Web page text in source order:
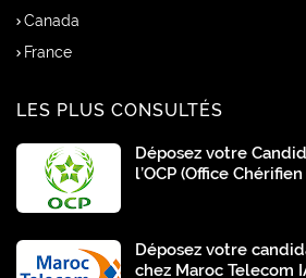
Canada
France
LES PLUS CONSULTÉS
Déposez votre
l’OCP (Office
Déposez votre
chez Maroc Telecom